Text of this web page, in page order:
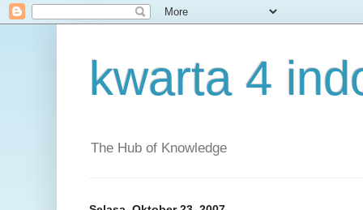
kwarta 4
The Hub of Knowledge